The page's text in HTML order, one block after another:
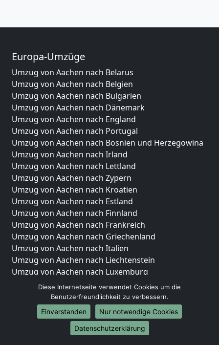
Europa-Umzüge
Umzug von Aachen nach Belarus
Umzug von Aachen nach Belgien
Umzug von Aachen nach Bulgarien
Umzug von Aachen nach Dänemark
Umzug von Aachen nach England
Umzug von Aachen nach Portugal
Umzug von Aachen nach Bosnien und Herzegowina
Umzug von Aachen nach Irland
Umzug von Aachen nach Lettland
Umzug von Aachen nach Zypern
Umzug von Aachen nach Kroatien
Umzug von Aachen nach Estland
Umzug von Aachen nach Finnland
Umzug von Aachen nach Frankreich
Umzug von Aachen nach Griechenland
Umzug von Aachen nach Italien
Umzug von Aachen nach Liechtenstein
Umzug von Aachen nach Luxemburg
Umzug von Aachen nach Niederlande
Umzug von Aachen nach Norwegen
Umzüge-Deutschlandweit
Umzug von Aachen nach Berlin
Diese Internetseite verwendet Cookies um die
Benutzerfreundlichkeit zu verbessern.
Einverstanden
Nur notwendige Cookies
Datenschutzerklärung